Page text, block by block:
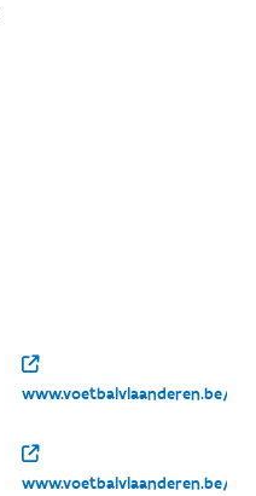
www.voetbalvlaanderen.be/
www.voetbalvlaanderen.be/